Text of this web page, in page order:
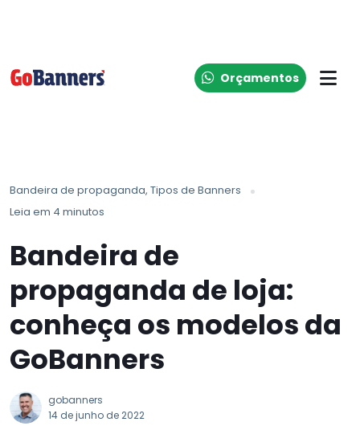
Orçamentos
Bandeira de propaganda Tipos de Banners
Leia em 4 minutos
Bandeira de
propaganda de loja:
conheça os modelos da
GoBanners
gobanners
14 de junho de 2022